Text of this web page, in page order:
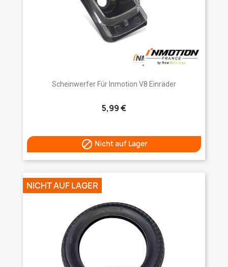
Scheinwerfer Für Inmotion V8 Einräder
5,99 €
 Nicht auf Lager
NICHT AUF LAGER